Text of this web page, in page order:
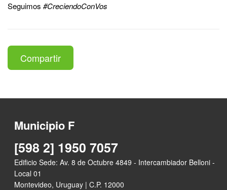
Seguimos #CreciendoConVos
Compartir
Municipio F
[598 2] 1950 7057
Edificio Sede: Av. 8 de Octubre 4849 - Intercambiador Belloni -
Local 01
Montevideo, Uruguay | C.P. 12000